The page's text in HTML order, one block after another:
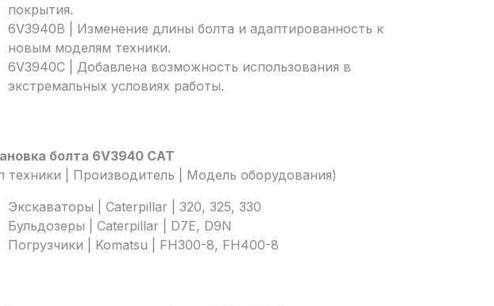
покрытия.
6V3940B | Изменение длины болта и адаптированность к
новым моделям техники.
6V3940C | Добавлена возможность использования в
экстремальных условиях работы.
болта 6V3940 CAT
техники | Производитель | Модель оборудования)
Экскаваторы | Caterpillar | 320, 325, 330
Бульдозеры | Caterpillar | D7E, D9N
Погрузчики | Komatsu | FH300-8, FH400-8